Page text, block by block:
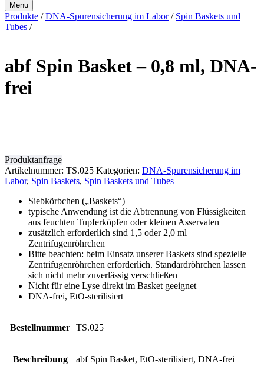
Menu
Produkte /DNA-Spurensicherung im Labor / Spin Baskets und
Tubes /
abf Spin Basket – 0,8 ml, DNA-
frei
Produktanfrage
Artikelnummer: TS.025 Kategorien: DNA-Spurensicherung im
Labor, Spin Baskets, Spin Baskets und Tubes
Siebkörbchen („Baskets“)
typische Anwendung ist die Abtrennung von Flüssigkeiten
aus feuchten Tupferköpfen oder kleinen Asservaten
zusätzlich erforderlich sind 1,5 oder 2,0 ml
Zentrifugenröhrchen
Bitte beachten: beim Einsatz unserer Baskets sind spezielle
Zentrifugenröhrchen erforderlich. Standardröhrchen lassen
sich nicht mehr zuverlässig verschließen
Nicht für eine Lyse direkt im Basket geeignet
DNA-frei, EtO-sterilisiert
Bestellnummer TS.025
Beschreibung abf Spin Basket, EtO-sterilisiert, DNA-frei